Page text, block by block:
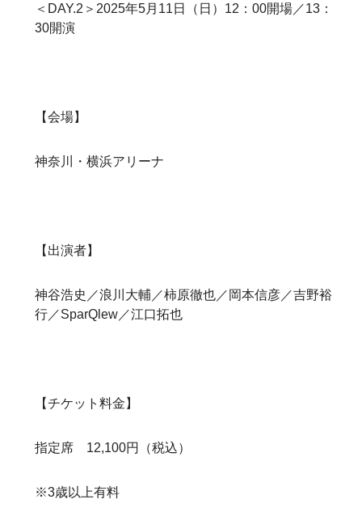
＜DAY.2＞2025年5月11日（日）12：00開場／13：
30開演
【会場】
神奈川・横浜アリーナ
【出演者】
神谷浩史／浪川大輔／柿原徹也／岡本信彦／吉野裕
行／SparQlew／江口拓也
【チケット料金】
指定席 12,100円（税込）
※3歳以上有料